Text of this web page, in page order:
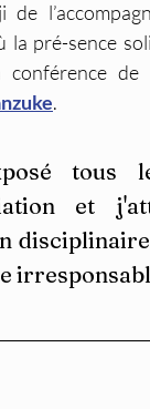
de
la pré-sence
conférence de
.
tous
et